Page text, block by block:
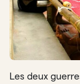
Les deux